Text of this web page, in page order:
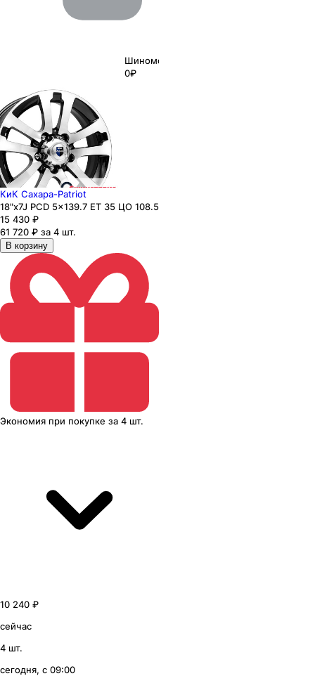
Шиномонтаж
0₽
КиК Сахара-Patriot
18"x7J PCD 5x139.7 ЕТ 35 ЦО 108.5
15 430 ₽
61 720 ₽ за 4 шт.
В корзину
Экономия при покупке за 4 шт.
10 240 ₽
сейчас
4 шт.
сегодня, с 09:00